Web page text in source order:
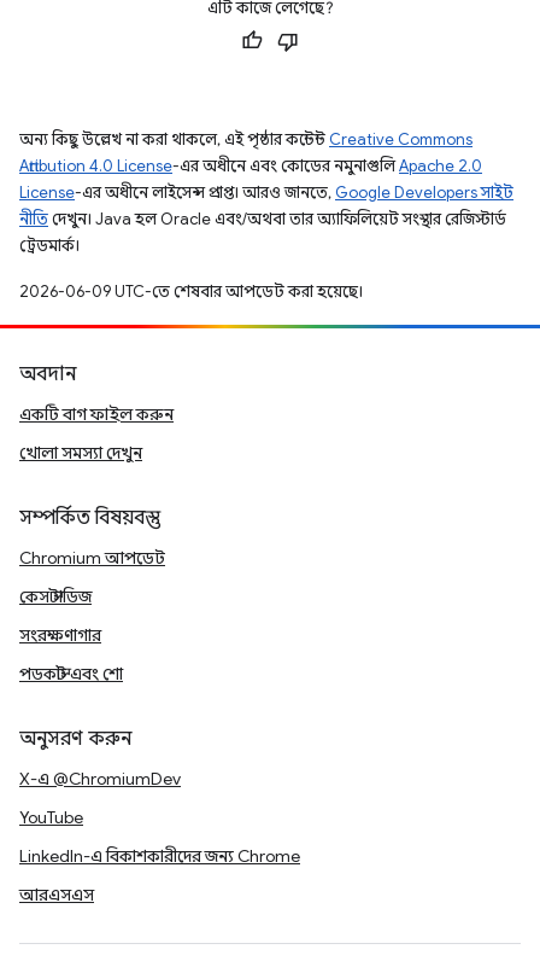
এটি কাজে লেগেছে?
অন্য কিছু উল্লেখ না করা থাকলে, এই পৃষ্ঠার কন্টেন্ট Creative Commons
Attribution 4.0 License-এর অধীনে এবং কোডের নমুনাগুলিApache 2.0
License-এর অধীনে লাইসেন্স প্রাপ্ত। আরও জানতে, Google Developers সাইট
নীতিদেখুন। Java হল Oracle এবং/অথবা তার অ্যাফিলিয়েট সংস্থার রেজিস্টার্ড
ট্রেডমার্ক।
2026-06-09 UTC-তে শেষবার আপডেট করা হয়েছে।
অবদান
একটি বাগ ফাইল করুন
খোলা সমস্যা দেখুন
সম্পর্কিত বিষয়বস্তু
Chromium আপডেট
কেস স্টাডিজ
সংরক্ষণাগার
পডকাস্ট এবং শো
অনুসরণ করুন
X-এ @ChromiumDev
YouTube
LinkedIn-এ বিকাশকারীদের জন্য Chrome
আরএসএস